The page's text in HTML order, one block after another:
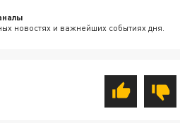
новостях и важнейших событиях дня.